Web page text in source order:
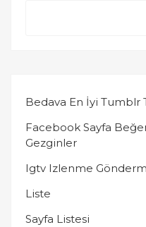
Bedava En İyi Tumblr
Facebook Sayfa
Gezginler
Igtv Izlenme
Liste
Sayfa Listesi